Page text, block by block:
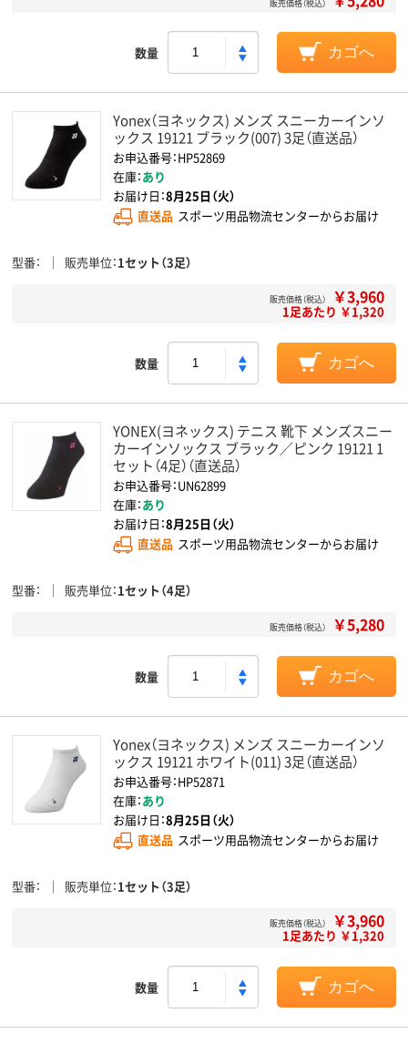
販売価格（税込）
数量 カゴへ
Yonex（ヨネックス) メンズ スニーカーインソ
ックス 19121 ブラック(007) 3足（直送品）
お申込番号：HP52869
在庫：あり
お届け日：8月25日（火）
直送品 スポーツ用品物流センターからお届け
型番 販売単位 1セット（3足）
販売価格（税込） ￥3,960
1足あたり ￥1,320
数量 カゴへ
YONEX(ヨネックス) テニス 靴下 メンズスニー
カーインソックス ブラック／ピンク 19121 1
セット（4足）（直送品）
お申込番号：UN62899
在庫：あり
お届け日：8月25日（火）
直送品 スポーツ用品物流センターからお届け
型番 販売単位 1セット（4足）
販売価格（税込） ￥5,280
数量 カゴへ
Yonex（ヨネックス) メンズ スニーカーインソ
ックス 19121 ホワイト(011) 3足（直送品）
お申込番号：HP52871
在庫：あり
お届け日：8月25日（火）
直送品 スポーツ用品物流センターからお届け
型番 販売単位 1セット（3足）
販売価格（税込） ￥3,960
1足あたり ￥1,320
数量 カゴへ